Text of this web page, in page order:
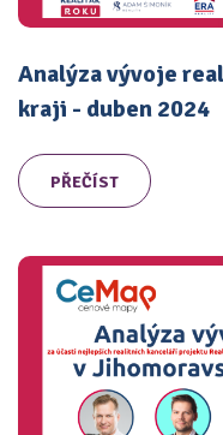
Analýza vývoje
kraji - duben 2024
PŘEČÍST